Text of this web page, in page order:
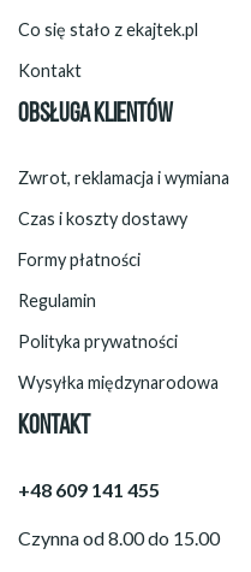
Co się stało z ekajtek.pl
Kontakt
OBSŁUGA KLIENTÓW
Zwrot, reklamacja i wymiana
Czas i koszty dostawy
Formy płatności
Regulamin
Polityka prywatności
Wysyłka międzynarodowa
KONTAKT
+48 609 141 455
Czynna od 8.00 do 15.00